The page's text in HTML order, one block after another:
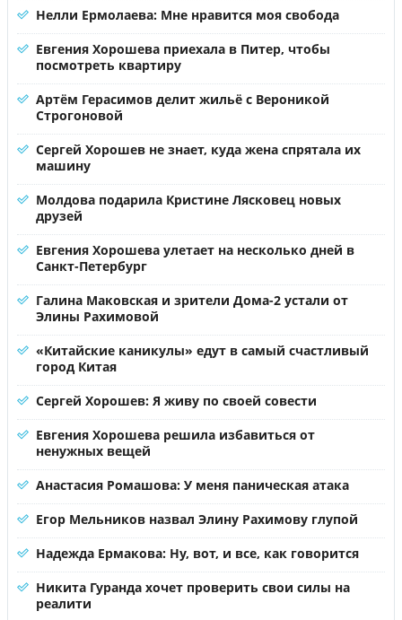
Нелли Ермолаева: Мне нравится моя свобода
Евгения Хорошева приехала в Питер, чтобы
посмотреть квартиру
Артём Герасимов делит жильё с Вероникой
Строгоновой
Сергей Хорошев не знает, куда жена спрятала их
машину
Молдова подарила Кристине Лясковец новых
друзей
Евгения Хорошева улетает на несколько дней в
Санкт-Петербург
Галина Маковская и зрители Дома-2 устали от
Элины Рахимовой
«Китайские каникулы» едут в самый счастливый
город Китая
Сергей Хорошев: Я живу по своей совести
Евгения Хорошева решила избавиться от
ненужных вещей
Анастасия Ромашова: У меня паническая атака
Егор Мельников назвал Элину Рахимову глупой
Надежда Ермакова: Ну, вот, и все, как говорится
Никита Гуранда хочет проверить свои силы на
реалити